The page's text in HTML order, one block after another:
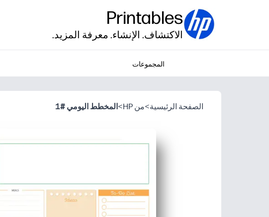
Printables
الاكتشاف. الإنشاء. معرفة المزيد.
المجموعات
الصفحة الرئيسية>من HP >المخطط اليومي #1